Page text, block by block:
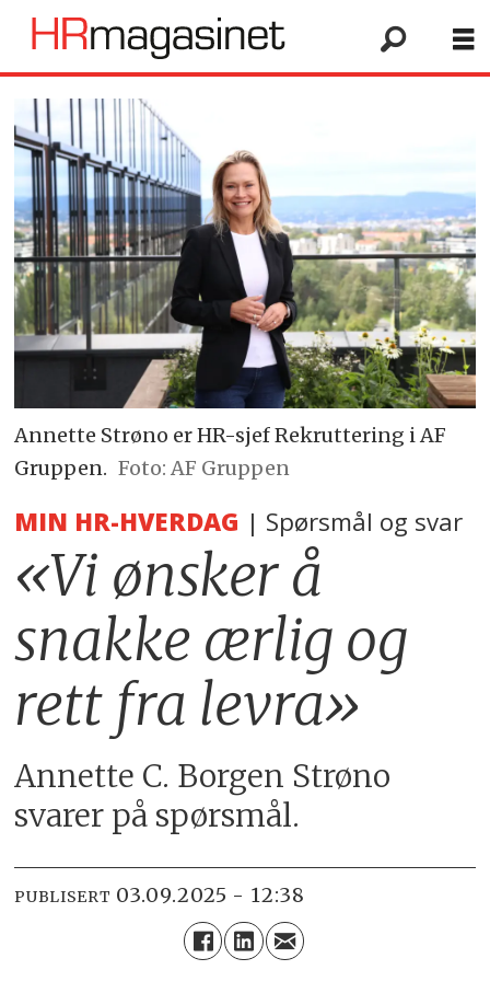
Annette Strøno er HR-sjef Rekruttering i AF
Gruppen. Foto: AF Gruppen
MIN HR-HVERDAG | Spørsmål og svar
«Vi ønsker å
snakke ærlig og
rett fra levra»
Annette C. Borgen Strøno
svarer på spørsmål.
PUBLISERT 03.09.2025 - 12:38